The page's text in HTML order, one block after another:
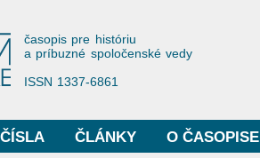
Forum Historiae
časopis pre históriu
a príbuzné spoločenské vedy
ISSN 1337-6861
ČÍSLA ČLÁNKY O ČASOPISE